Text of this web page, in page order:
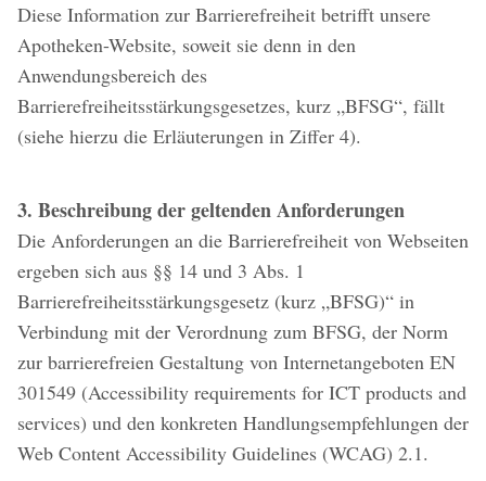
Diese Information zur Barrierefreiheit betrifft unsere
Apotheken-Website, soweit sie denn in den
Anwendungsbereich des
Barrierefreiheitsstärkungsgesetzes, kurz „BFSG“, fällt
(siehe hierzu die Erläuterungen in Ziffer 4).
3. Beschreibung der geltenden Anforderungen
Die Anforderungen an die Barrierefreiheit von Webseiten
ergeben sich aus §§ 14 und 3 Abs. 1
Barrierefreiheitsstärkungsgesetz (kurz „BFSG)“ in
Verbindung mit der Verordnung zum BFSG, der Norm
zur barrierefreien Gestaltung von Internetangeboten EN
301549 (Accessibility requirements for ICT products and
services) und den konkreten Handlungsempfehlungen der
Web Content Accessibility Guidelines (WCAG) 2.1.